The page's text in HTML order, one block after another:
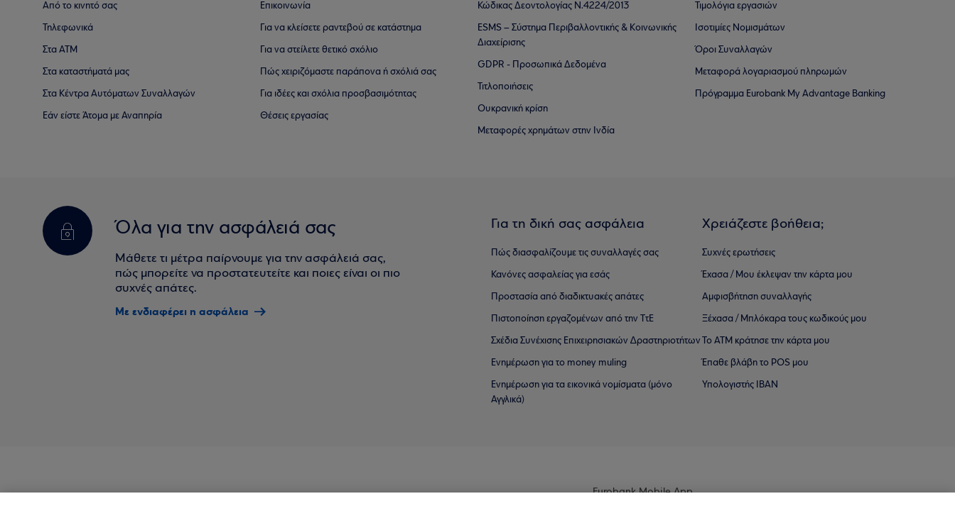
Από το κινητό σας
Τηλεφωνικά
Στα ΑΤΜ
Στα καταστήματά μας
Στα Κέντρα Αυτόματων Συναλλαγών
Εάν είστε Άτομα με Αναπηρία
Επικοινωνία
Για να κλείσετε ραντεβού σε κατάστημα
Για να στείλετε θετικό σχόλιο
Πώς χειριζόμαστε παράπονα ή σχόλιά σας
Για ιδέες και σχόλια προσβασιμότητας
Θέσεις εργασίας
Κώδικας Δεοντολογίας Ν.4224/2013
ESMS – Σύστημα Περιβαλλοντικής & Κοινωνικής
Διαχείρισης
GDPR - Προσωπικά Δεδομένα
Τιτλοποιήσεις
Ουκρανική κρίση
Μεταφορές χρημάτων στην Ινδία
Τιμολόγια εργασιών
Ισοτιμίες Νομισμάτων
Όροι Συναλλαγών
Μεταφορά λογαριασμού πληρωμών
Πρόγραμμα Eurobank My Advantage Banking
Όλα για την ασφάλειά σας
Μάθετε τι μέτρα παίρνουμε για την ασφάλειά σας,
πώς μπορείτε να προστατευτείτε και ποιες είναι οι πιο
συχνές απάτες.
Με ενδιαφέρει η ασφάλεια
Για τη δική σας ασφάλεια
Πώς διασφαλίζουμε τις συναλλαγές σας
Κανόνες ασφαλείας για εσάς
Προστασία από διαδικτυακές απάτες
Πιστοποίηση εργαζομένων από την ΤτΕ
Σχέδια Συνέχισης Επιχειρησιακών ∆ραστηριοτήτων
Ενημέρωση για το money muling
Ενημέρωση για τα εικονικά νομίσματα (μόνο
Αγγλικά)
Χρειάζεστε βοήθεια;
Συχνές ερωτήσεις
Έχασα / Μου έκλεψαν την κάρτα μου
Αμφισβήτηση συναλλαγής
Ξέχασα / Μπλόκαρα τους κωδικούς μου
Το ΑΤΜ κράτησε την κάρτα μου
Έπαθε βλάβη το POS μου
Υπολογιστής IBAN
Eurobank Mobile App